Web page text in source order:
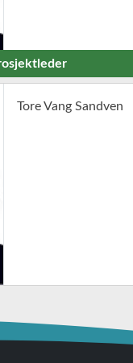
Tore Vang Sandven